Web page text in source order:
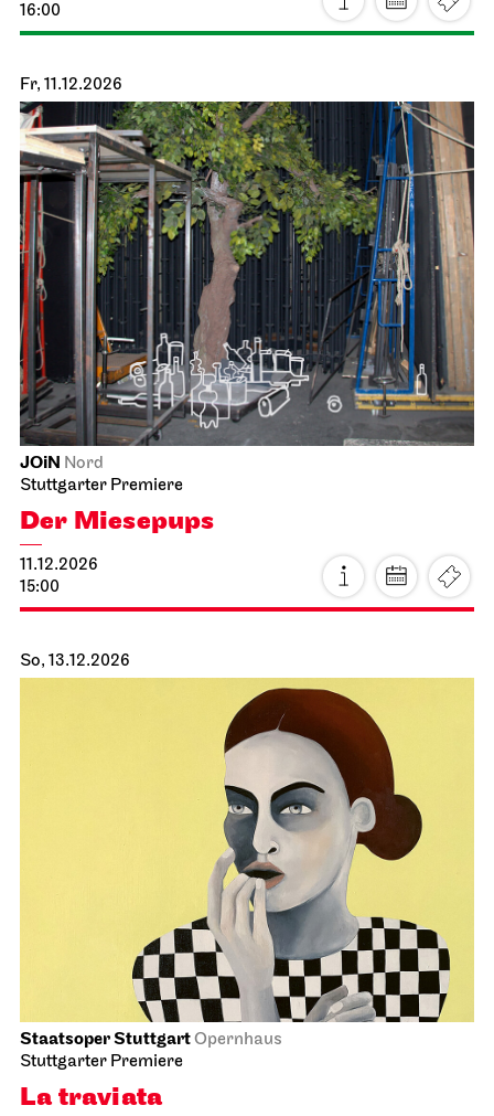
16:00
Fr, 11.12.2026
JOiN Nord
Stuttgarter Premiere
Der Miesepups
11.12.2026
15:00
So, 13.12.2026
Staatsoper StuttgartOpernhaus
Stuttgarter Premiere
La traviata